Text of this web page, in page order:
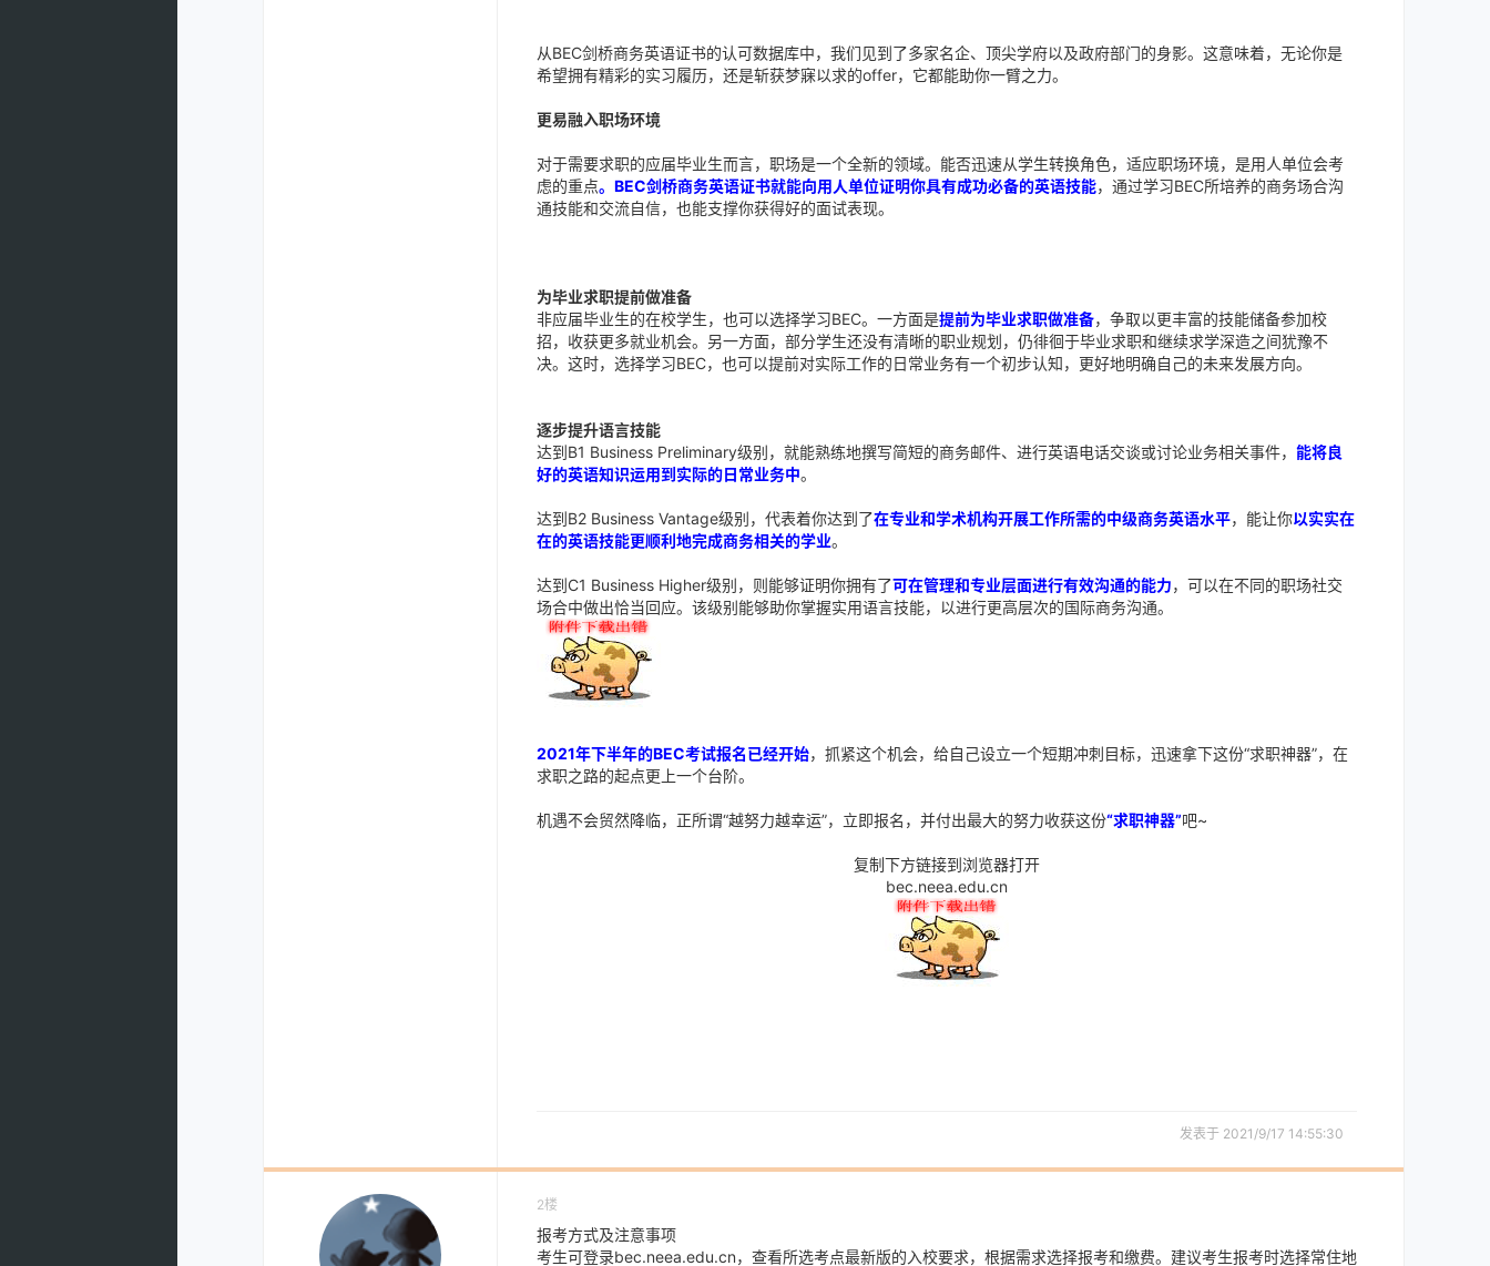
从BEC剑桥商务英语证书的认可数据库中，我们见到了多家名企、顶尖学府以及政府部门的身影。这意味着，无论你是
希望拥有精彩的实习履历，还是斩获梦寐以求的offer，它都能助你一臂之力。
更易融入职场环境
对于需要求职的应届毕业生而言，职场是一个全新的领域。能否迅速从学生转换角色，适应职场环境，是用人单位会考
虑的重点。BEC剑桥商务英语证书就能向用人单位证明你具有成功必备的英语技能，通过学习BEC所培养的商务场合沟
通技能和交流自信，也能支撑你获得好的面试表现。
为毕业求职提前做准备
非应届毕业生的在校学生，也可以选择学习BEC。一方面是提前为毕业求职做准备，争取以更丰富的技能储备参加校
招，收获更多就业机会。另一方面，部分学生还没有清晰的职业规划，仍徘徊于毕业求职和继续求学深造之间犹豫不
决。这时，选择学习BEC，也可以提前对实际工作的日常业务有一个初步认知，更好地明确自己的未来发展方向。
逐步提升语言技能
达到B1 Business Preliminary级别，就能熟练地撰写简短的商务邮件、进行英语电话交谈或讨论业务相关事件， 能将良
好的英语知识运用到实际的日常业务中。
达到B2 Business Vantage级别，代表着你达到了在专业和学术机构开展工作所需的中级商务英语水平，能让你以实实在
在的英语技能更顺利地完成商务相关的学业。
达到C1 Business Higher级别，则能够证明你拥有了可在管理和专业层面进行有效沟通的能力，可以在不同的职场社交
场合中做出恰当回应。该级别能够助你掌握实用语言技能，以进行更高层次的国际商务沟通。
2021年下半年的BEC考试报名已经开始，抓紧这个机会，给自己设立一个短期冲刺目标，迅速拿下这份“求职神器”，在
求职之路的起点更上一个台阶。
机遇不会贸然降临，正所谓“越努力越幸运”，立即报名，并付出最大的努力收获这份“求职神器”吧~
复制下方链接到浏览器打开
bec.neea.edu.cn
发表于 2021/9/17 14:55:30
2楼
报考方式及注意事项
考生可登录bec.neea.edu.cn，查看所选考点最新版的入校要求，根据需求选择报考和缴费。建议考生报考时选择常住地